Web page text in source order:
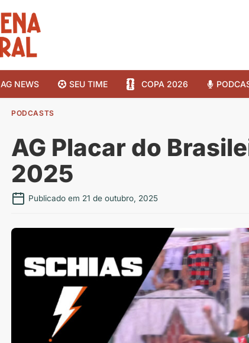
AG NEWS SEU TIME COPA 2026
PODCASTS
AG Placar do
2025
Publicado em 21 de outubro, 2025